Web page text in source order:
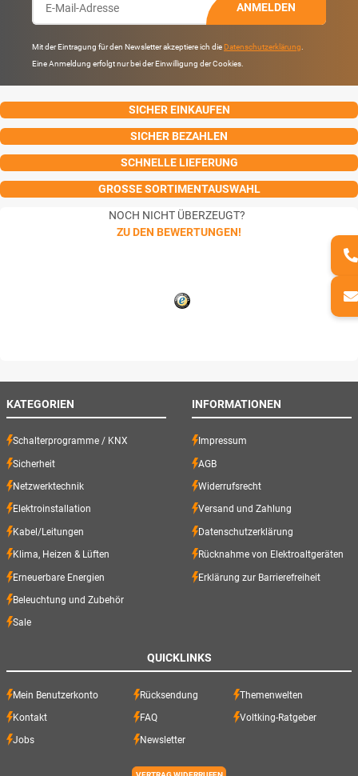
ANMELDEN
Mit der Eintragung für den Newsletter akzeptiere ich die Datenschutzerklärung
Eine Anmeldung erfolgt nur bei der Einwilligung der Cookies.
SICHER EINKAUFEN
SICHER BEZAHLEN
SCHNELLE LIEFERUNG
GROSSE SORTIMENTAUSWAHL
NOCH NICHT ÜBERZEUGT?
ZU DEN BEWERTUNGEN!
KATEGORIEN
Schalterprogramme / KNX
Sicherheit
Netzwerktechnik
Elektroinstallation
Kabel/Leitungen
Klima, Heizen & Lüften
Erneuerbare Energien
Beleuchtung und Zubehör
Sale
INFORMATIONEN
Impressum
AGB
Widerrufsrecht
Versand und Zahlung
Datenschutzerklärung
Rücknahme von Elektroaltgeräten
Erklärung zur Barrierefreiheit
QUICKLINKS
Mein Benutzerkonto Rücksendung Themenwelten
Kontakt FAQ Voltking-Ratgeber
Jobs Newsletter